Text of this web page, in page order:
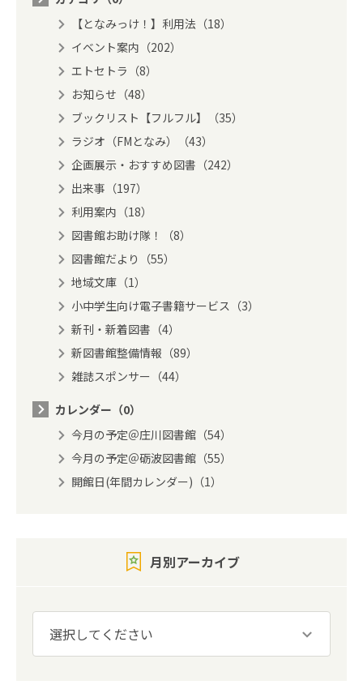
【となみっけ！】利用法（18）
イベント案内（202）
エトセトラ（8）
お知らせ（48）
ブックリスト【フルフル】（35）
ラジオ（FMとなみ）（43）
企画展示・おすすめ図書（242）
出来事（197）
利用案内（18）
図書館お助け隊！（8）
図書館だより（55）
地域文庫（1）
小中学生向け電子書籍サービス（3）
新刊・新着図書（4）
新図書館整備情報（89）
雑誌スポンサー（44）
カレンダー（0）
今月の予定＠庄川図書館（54）
今月の予定＠砺波図書館（55）
開館日(年間カレンダー)（1）
月別アーカイブ